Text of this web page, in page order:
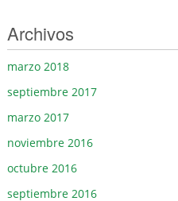
Archivos
marzo 2018
septiembre 2017
marzo 2017
noviembre 2016
octubre 2016
septiembre 2016